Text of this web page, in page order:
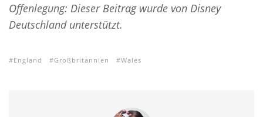
Offenlegung: Dieser Beitrag wurde von Disney
Deutschland unterstützt.
England Großbritannien Wales